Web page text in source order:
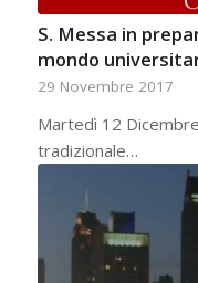
S. Messa in
mondo
29 Novembre 2017
Martedì 12
tradizionale…